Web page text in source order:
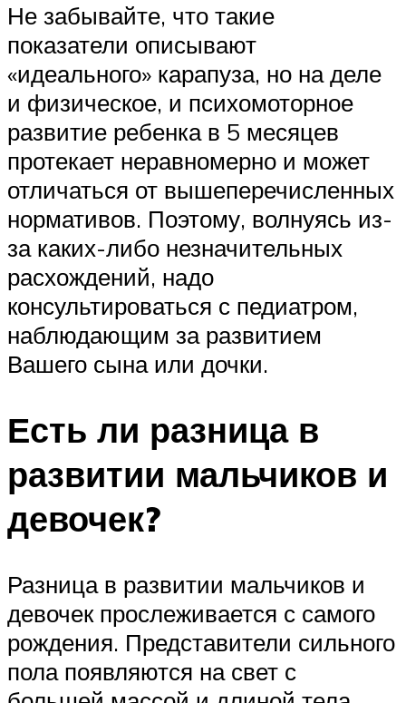
Не забывайте, что такие
показатели описывают
«идеального» карапуза, но на деле
и физическое, и психомоторное
развитие ребенка в 5 месяцев
протекает неравномерно и может
отличаться от вышеперечисленных
нормативов. Поэтому, волнуясь из-
за каких-либо незначительных
расхождений, надо
консультироваться с педиатром,
наблюдающим за развитием
Вашего сына или дочки.
Есть ли разница в
развитии мальчиков и
девочек?
Разница в развитии мальчиков и
девочек прослеживается с самого
рождения. Представители сильного
пола появляются на свет с